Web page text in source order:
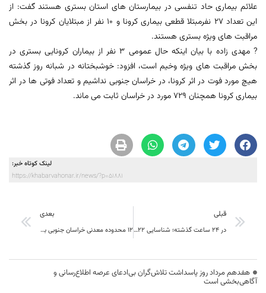
علائم بیماری حاد تنفسی در بیمارستان های استان بستری هستند گفت: از
این تعداد 27 نفرمبتلا قطعی بیماری کرونا و 10 نفر از مبتلایان کرونا در بخش
مراقبت های ویژه بستری هستند.
? مهدی زاده با بیان اینکه حال عمومی 3 نفر از بیماران کرونایی بستری در
بخش مراقبت های ویژه وخیم است، افزود: خوشبختانه در شبانه روز گذشته
هیچ مورد فوت در اثر کرونا، در خراسان جنوبی نداشیم و تعداد فوتی ها در اثر
بیماری کرونا همچنان 729 مورد در خراسان ثابت می ماند.
لینک کوتاه خبر:
https://khabarvahonar.ir/news/?p=51881
قبلی
در 24 ساعت گذشته؛ شناسایی 22 بیمار جدید کرونا در خراسان جنوبی
بعدی
۱۲ محدوده معدنی خراسان جنوبی به سرمایه‌گذاران جدید واگذار می‌شود
هفدهم مرداد روز پاسداشت تلاش‌گران بی‌ادعای عرصه اطلاع‌رسانی و
آگاهی‌بخشی است